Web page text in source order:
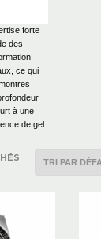
forte
des
ce qui
à une
de gel